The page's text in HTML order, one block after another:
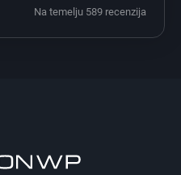
Na temelju 589 recenzija